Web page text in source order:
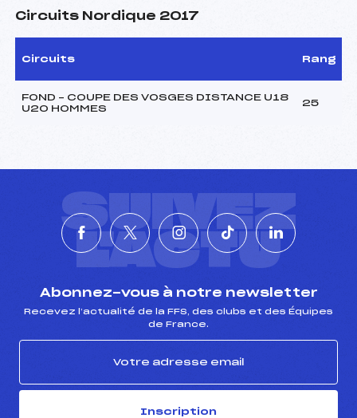
Circuits Nordique 2017
Circuits Rang
FOND – COUPE DES VOSGES DISTANCE U18
U20 HOMMES
25
SUIVEZ
L'ACTU
Abonnez-vous à notre newsletter
Recevez l’actualité de la FFS, des clubs et des Équipes
de France.
Inscription